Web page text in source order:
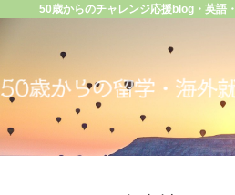
50歳からのチャレンジ応援blog・英語